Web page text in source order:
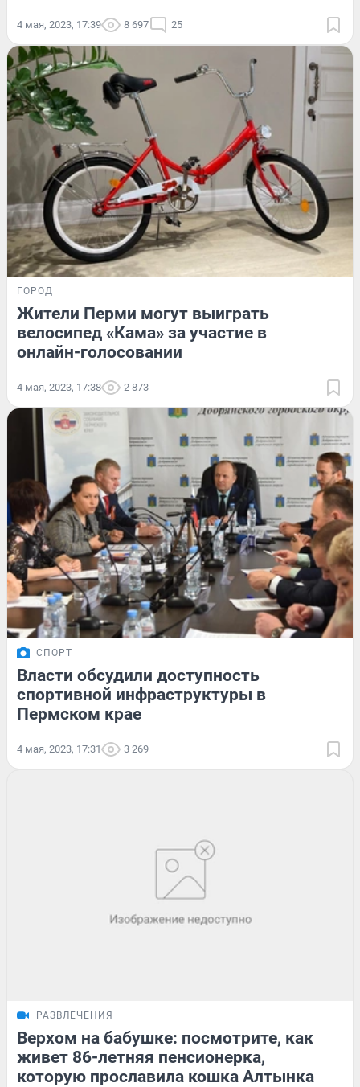
4 мая, 2023, 17:39 8 697 25
ГОРОД
Жители Перми могут выиграть
велосипед «Кама» за участие в
онлайн-голосовании
4 мая, 2023, 17:38 2 873
СПОРТ
Власти обсудили доступность
спортивной инфраструктуры в
Пермском крае
4 мая, 2023, 17:31 3 269
РАЗВЛЕЧЕНИЯ
Верхом на бабушке: посмотрите, как
живет 86-летняя пенсионерка,
которую прославила кошка Алтынка